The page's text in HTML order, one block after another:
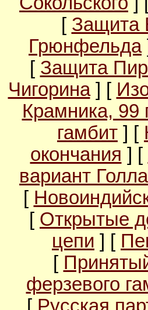
[ Защита
Грюнфельда
[ Защита
Чигорина] [
Крамника, 99
гамбит ] [
окончания ] [
вариант
[
[ Открытые
цепи ] [
[
ферзевого